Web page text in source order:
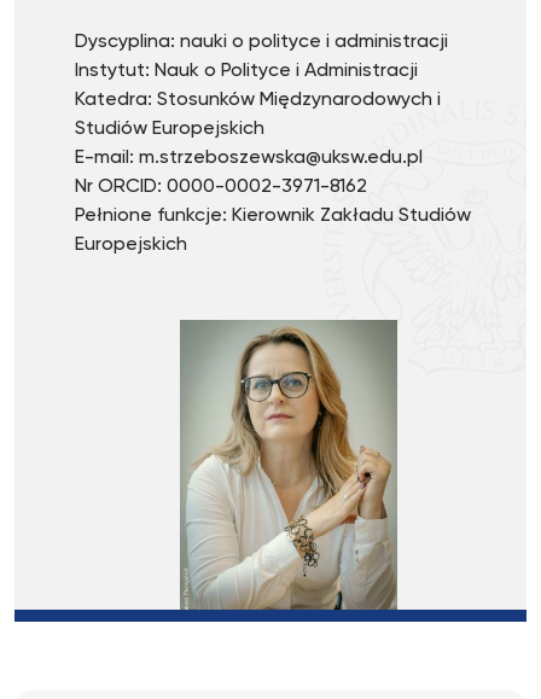
Dyscyplina: nauki o polityce i administracji
Instytut: Nauk o Polityce i Administracji
Katedra: Stosunków Międzynarodowych i
Studiów Europejskich
E-mail: m.strzeboszewska@uksw.edu.pl
Nr ORCID: 0000-0002-3971-8162
Pełnione funkcje: Kierownik Zakładu Studiów
Europejskich